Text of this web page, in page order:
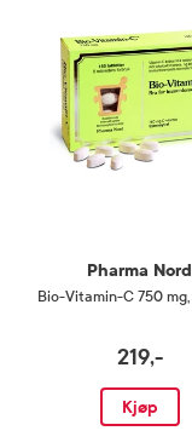
Pharma Nord
Bio-Vitamin-C 750 mg,
219,-
Kjøp